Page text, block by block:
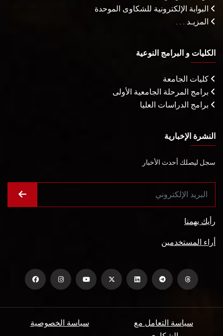
البوابة الإلكترونية للشكاوى الموحدة
المزيـد . . .
الكليات و البرامج النوعية
كليات الجامعة
برامج المرحلة الجامعية الأولى
برامج الدراسات العليا
النشرة الإخبارية
سجل ليصلك أحدث الأخبار
رأيك يهمنا
أراء المستخدمين
سياسة الخصوصية
سياسة التعامل مع